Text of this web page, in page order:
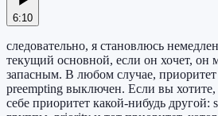
6:10
следовательно, я становлюсь
текущий основной, если он хочет, он
запасным. В любом случае,
preempting выключен. Если вы
себе приоритет какой-нибудь другой: